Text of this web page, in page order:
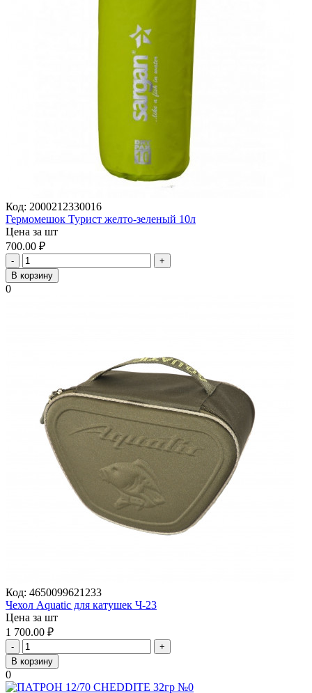
Код: 2000212330016
Гермомешок Турист желто-зеленый 10л
Цена за шт
700.00 ₽
-
+
В корзину
0
Код: 4650099621233
Чехол Aquatic для катушек Ч-23
Цена за шт
1 700.00 ₽
-
+
В корзину
0